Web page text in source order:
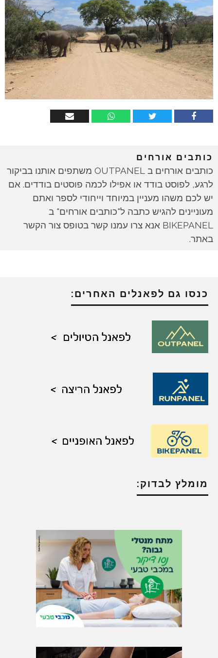
כותבים אורחים
כותבים אורחים ב OUTPANEL משתפים אותנו בביקור
לרגע, לפוסט בודד או אפילו לכמה פוסטים בודדים. אם
יש לכם משהו מעניין במיוחד וייחודי לספר ואתם
מעוניינים להגיש כתבה ל"כותבים אורחים" ב
BIKEPANEL אנא צרו עמנו קשר בטופס צור הקשר
באתר.
כנסו גם לפאנלים האחרים:
מומלץ לבדוק: